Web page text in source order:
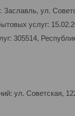
Заславль, ул.
услуг:
305514,
ул. Советская,